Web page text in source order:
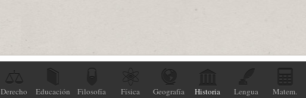
Derecho Educación Filosofía Física Geografía Historia Lengua Matem.